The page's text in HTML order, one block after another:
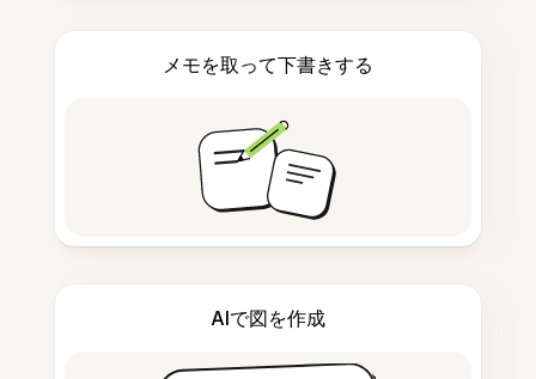
メモを取って下書きする
AIで図を作成